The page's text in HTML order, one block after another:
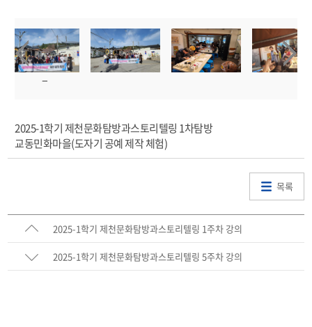
2025-1학기 제천문화탐방과스토리텔링 1차탐방
교동민화마을(도자기 공예 제작 체험)
목록
2025-1학기 제천문화탐방과스토리텔링 1주차 강의
2025-1학기 제천문화탐방과스토리텔링 5주차 강의